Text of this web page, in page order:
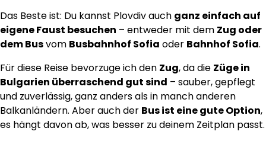
Das Beste ist: Du kannst Plovdiv auch ganz einfach auf
eigene Faust besuchen – entweder mit dem Zug oder
dem Busvom Busbahnhof Sofia oder Bahnhof Sofia.
Für diese Reise bevorzuge ich den Zug, da die Züge in
Bulgarien überraschend gut sind – sauber, gepflegt
und zuverlässig, ganz anders als in manch anderen
Balkanländern. Aber auch der Bus ist eine gute Option,
es hängt davon ab, was besser zu deinem Zeitplan passt.